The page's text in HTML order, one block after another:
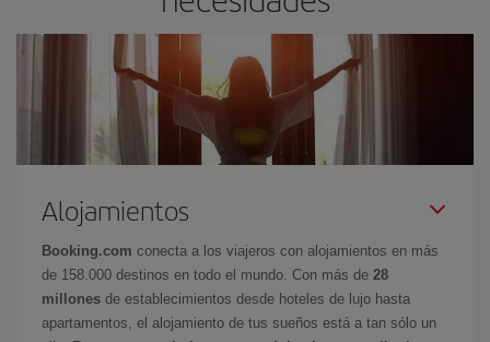
Alojamientos
Booking.com conecta a los viajeros con alojamientos en más
de 158.000 destinos en todo el mundo. Con más de 28
millones de establecimientos desde hoteles de lujo hasta
apartamentos, el alojamiento de tus sueños está a tan sólo un